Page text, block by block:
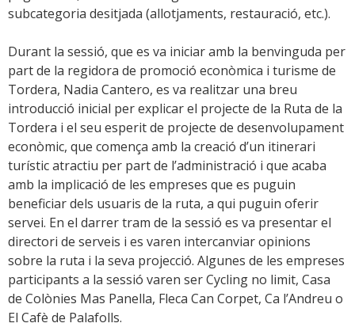
subcategoria desitjada (allotjaments, restauració, etc.).
Durant la sessió, que es va iniciar amb la benvinguda per
part de la regidora de promoció econòmica i turisme de
Tordera, Nadia Cantero, es va realitzar una breu
introducció inicial per explicar el projecte de la Ruta de la
Tordera i el seu esperit de projecte de desenvolupament
econòmic, que comença amb la creació d’un itinerari
turístic atractiu per part de l’administració i que acaba
amb la implicació de les empreses que es puguin
beneficiar dels usuaris de la ruta, a qui puguin oferir
servei. En el darrer tram de la sessió es va presentar el
directori de serveis i es varen intercanviar opinions
sobre la ruta i la seva projecció. Algunes de les empreses
participants a la sessió varen ser Cycling no limit, Casa
de Colònies Mas Panella, Fleca Can Corpet, Ca l’Andreu o
El Cafè de Palafolls.